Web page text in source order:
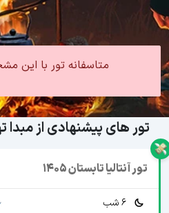
لحظه آخر تور ترکیه
متاسفانه تور با این
تور های پیشنهادی از مبدا
تور آنتالیا تابستان 1405
6 شب